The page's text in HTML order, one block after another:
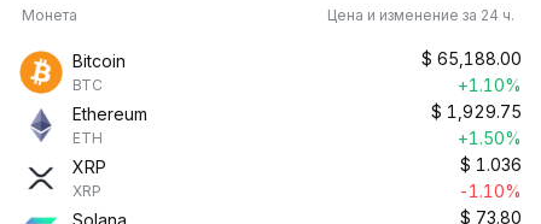
Монета Цена и изменение за 24 ч.
Bitcoin
BTC
$ 65,188.00
+1.10%
Ethereum
ETH
$ 1,929.75
+1.50%
XRP
XRP
$ 1.036
-1.10%
Solana
$ 73.80